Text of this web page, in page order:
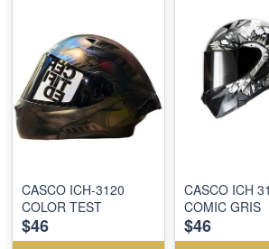
CASCO ICH-3120
COLOR TEST
$46
CASCO ICH
COMIC GRIS
$46